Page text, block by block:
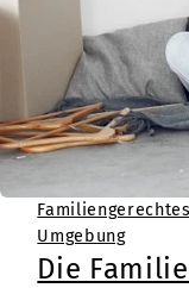
Umgebung
Die